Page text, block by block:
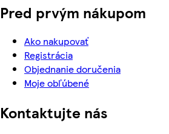
Pred prvým nákupom
Ako nakupovať
Registrácia
Objednanie doručenia
Moje obľúbené
Kontaktujte nás